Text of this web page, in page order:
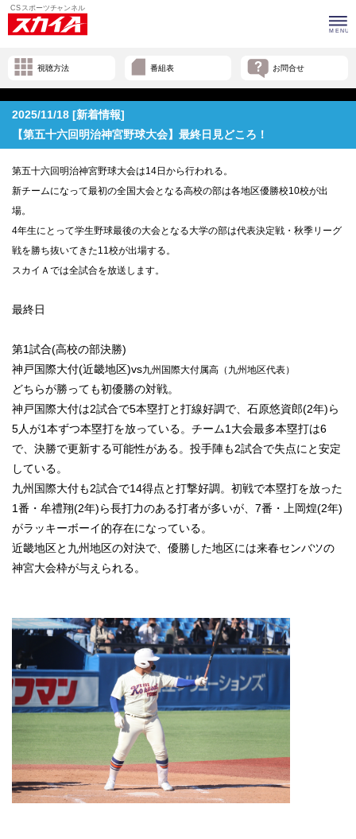
視聴方法 番組表 お問合せ
2025/11/18 [新着情報]
【第五十六回明治神宮野球大会】最終日見どころ！
第五十六回明治神宮野球大会は14日から行われる。
新チームになって最初の全国大会となる高校の部は各地区優勝校10校が出
場。
4年生にとって学生野球最後の大会となる大学の部は代表決定戦・秋季リーグ
戦を勝ち抜いてきた11校が出場する。
スカイＡでは全試合を放送します。
最終日
第1試合(高校の部決勝)
神戸国際大付(近畿地区)vs九州国際大付属高（九州地区代表）
どちらが勝っても初優勝の対戦。
神戸国際大付は2試合で5本塁打と打線好調で、石原悠資郎(2年)ら
5人が1本ずつ本塁打を放っている。チーム1大会最多本塁打は6
で、決勝で更新する可能性がある。投手陣も2試合で失点にと安定
している。
九州国際大付も2試合で14得点と打撃好調。初戦で本塁打を放った
1番・牟禮翔(2年)ら長打力のある打者が多いが、7番・上岡煌(2年)
がラッキーボーイ的存在になっている。
近畿地区と九州地区の対決で、優勝した地区には来春センバツの
神宮大会枠が与えられる。